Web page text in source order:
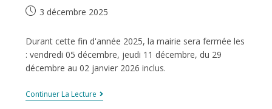
3 décembre 2025
Durant cette fin d'année 2025, la mairie sera fermée les
: vendredi 05 décembre, jeudi 11 décembre, du 29
décembre au 02 janvier 2026 inclus.
Continuer La Lecture